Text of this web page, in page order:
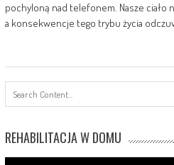
pochyloną nad telefonem. Nasze
a konsekwencje tego trybu życia
REHABILITACJA W DOMU